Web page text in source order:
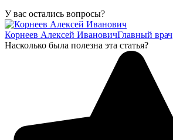
У вас остались вопросы?
Корнеев Алексей ИвановичГлавный врач
Насколько была полезна эта статья?